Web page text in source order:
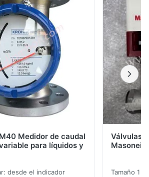
bajas presiones. Los conceptos de
Medidor de caudal
para líquidos y
desde el indicador
Válvulas
Tamaño 1